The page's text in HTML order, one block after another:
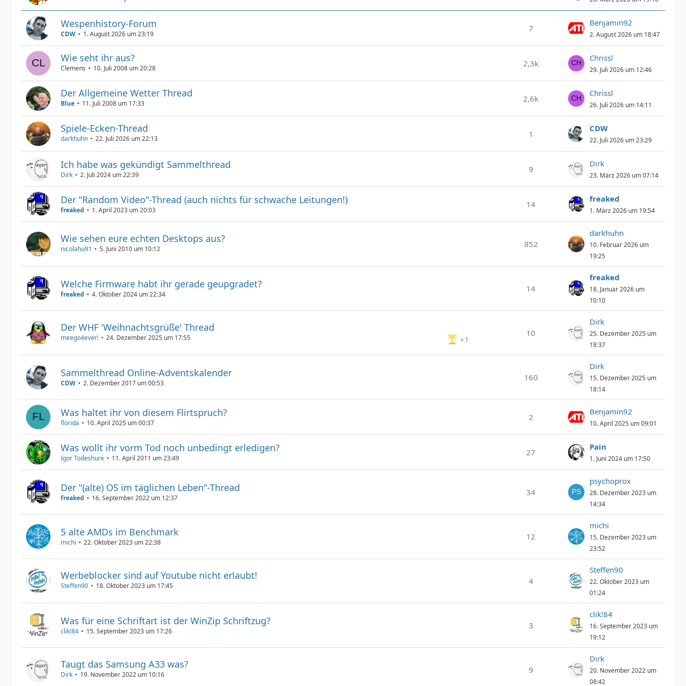
Wespenhistory-Forum
CDW 1. August 2026 um 23:19
7
Benjamin92
2. August 2026 um 18:47
Wie seht ihr aus?
Clemens 10. Juli 2008 um 20:28 2,3k
Chrissl
29. Juli 2026 um 12:46
Der Allgemeine Wetter Thread
Blue 11. Juli 2008 um 17:33 2,6k
Chrissl
26. Juli 2026 um 14:11
Spiele-Ecken-Thread
darkhuhn 22. Juli 2026 um 22:13 1
CDW
22. Juli 2026 um 23:29
Ich habe was gekündigt Sammelthread
Dirk 2. Juli 2024 um 22:39
9
Dirk
23. März 2026 um 07:14
Der "Random Video"-Thread (auch nichts für schwache Leitungen!)
freaked 1. April 2023 um 20:03
14
freaked
1. März 2026 um 19:54
Wie sehen eure echten Desktops aus?
nicolahu91 5. Juni 2010 um 10:12 852
darkhuhn
10. Februar 2026 um
19:25
Welche Firmware habt ihr gerade geupgradet?
freaked 4. Oktober 2024 um 22:34
14
freaked
18. Januar 2026 um
10:10
Der WHF 'Weihnachtsgrüße' Thread
1
meego4ever! 24. Dezember 2025 um 17:55 10
Dirk
25. Dezember 2025 um
18:37
Sammelthread Online-Adventskalender
CDW 2. Dezember 2017 um 00:53
160
Dirk
15. Dezember 2025 um
18:14
Was haltet ihr von diesem Flirtspruch?
florida 10. April 2025 um 00:37
2
Benjamin92
10. April 2025 um 09:01
Was wollt ihr vorm Tod noch unbedingt erledigen?
Igor Todeshure 11. April 2011 um 23:49
27
Pain
1. Juni 2024 um 17:50
Der "(alte) OS im täglichen Leben"-Thread
freaked 16. September 2022 um 12:37
34
psychoprox
28. Dezember 2023 um
14:34
5 alte AMDs im Benchmark
michi 22. Oktober 2023 um 22:38
12
michi
15. Dezember 2023 um
23:52
Werbeblocker sind auf Youtube nicht erlaubt!
Steffen90 18. Oktober 2023 um 17:45 4
Steffen90
22. Oktober 2023 um
01:24
Was für eine Schriftart ist der WinZip Schriftzug?
clik!84 15. September 2023 um 17:26
3
clik!84
16. September 2023 um
19:12
Taugt das Samsung A33 was?
Dirk 19. November 2022 um 10:16 9
Dirk
20. November 2022 um
08:42